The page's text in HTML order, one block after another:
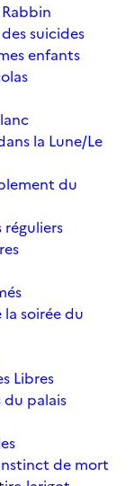
suicides
enfants
la Lune/Le
du
soirée du
Libres
du palais
de mort